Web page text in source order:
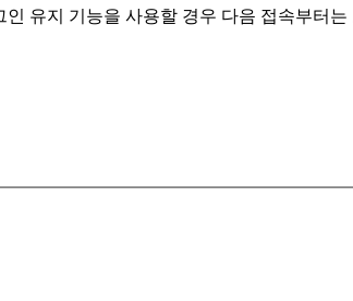
유지 기능을 사용할 경우 다음 접속부터